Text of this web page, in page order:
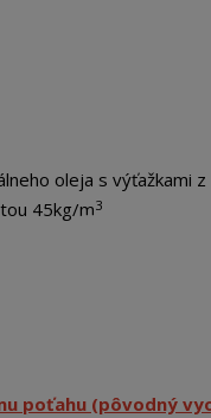
oleja s výťažkami
45kg/m3
poťahu (pôvodný